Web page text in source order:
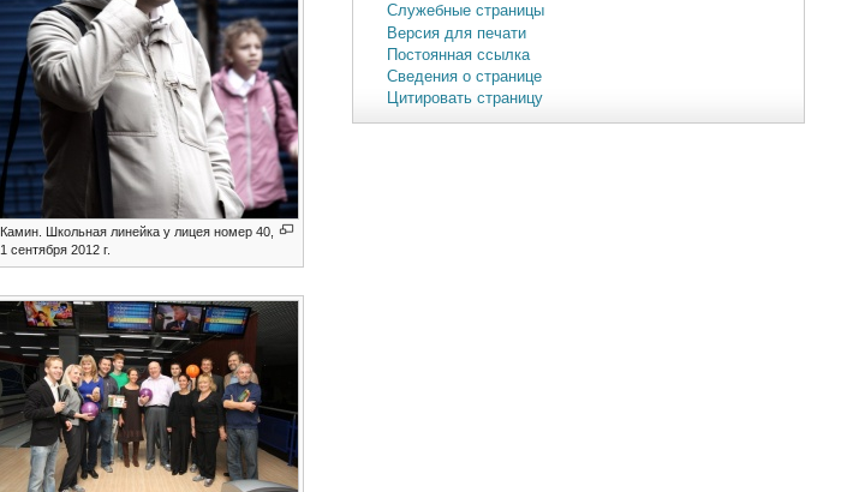
Камин. Школьная линейка у лицея номер 40,
1 сентября 2012 г.
Служебные страницы
Версия для печати
Постоянная ссылка
Сведения о странице
Цитировать страницу